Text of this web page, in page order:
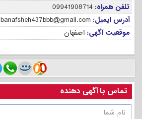
تلفن همراه: 09941908714
آدرس ایمیل: banafsheh437bbb@gmail.com
موقعیت آگهی: اصفهان
تماس با آگهی دهنده